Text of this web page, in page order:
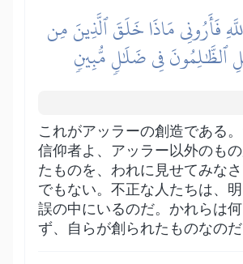
فَأَرُونِي مَاذَا خَلَقَ ٱلَّذِينَ مِن
ٱلظَّٰلِمُونَ فِي ضَلَٰلٖ مُّبِينٖ
これがアッラーの創造である
信仰者よ、アッラー以外のも
たものを、われに見せてみな
でもない。不正な人たちは、
誤の中にいるのだ。かれらは
ず、自らが創られたものなのだ